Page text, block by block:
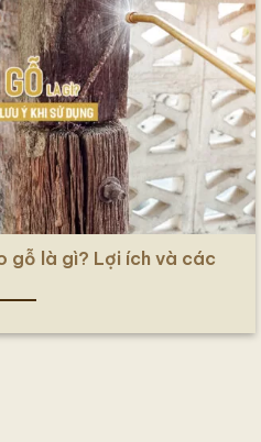
gỗ là gì? Lợi ích và các